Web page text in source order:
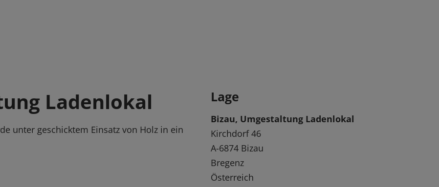
Ladenlokal
unter geschicktem Einsatz von Holz in ein
Lage
Bizau, Umgestaltung Ladenlokal
Kirchdorf 46
A-6874 Bizau
Bregenz
Österreich